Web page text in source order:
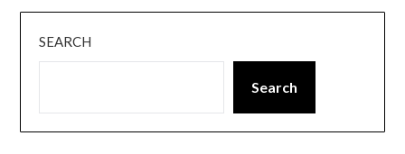
SEARCH
Search